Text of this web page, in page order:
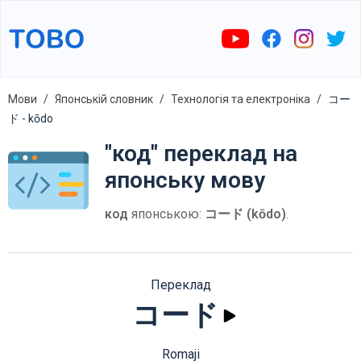
Мови Японській словник Технологія та електроніка
コー
ド - kōdo
"код" переклад на
японську мову
код японською: コード (kōdo).
Переклад
コード
Romaji